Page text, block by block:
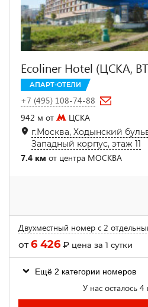
Ecoliner Hotel (ЦСКА,
АПАРТ-ОТЕЛИ
+7 (495) 108-74-88
942 м от
ЦСКА
г.Москва, Ходынский
Западный корпус, этаж 11
7.4 км от центра МОСКВА
Двухместный номер с 2
от6 426 ₽ цена за 1 сутки
Ещё 2 категории номеров
У нас осталось